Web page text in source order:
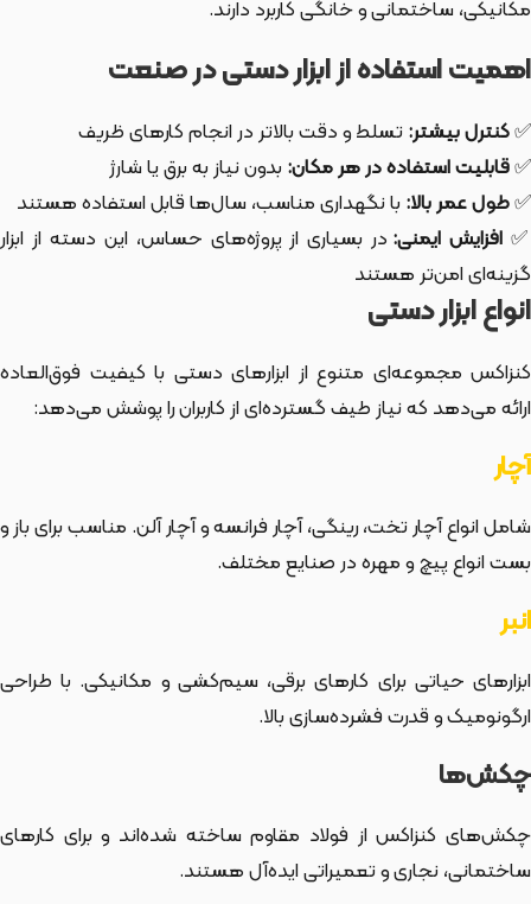
مکانیکی، ساختمانی و خانگی کاربرد دارند.
اهمیت استفاده از ابزار دستی در صنعت
✅کنترل بیشتر: تسلط و دقت بالاتر در انجام کارهای ظریف
✅قابلیت استفاده در هر مکان: بدون نیاز به برق یا شارژ
✅طول عمر بالا: با نگهداری مناسب، سال‌ها قابل استفاده هستند
✅ افزایش ایمنی: در بسیاری از پروژه‌های حساس، این دسته از ابزار
گزینه‌ای امن‌تر هستند
انواع ابزار دستی
کنزاکس مجموعه‌ای متنوع از ابزارهای دستی با کیفیت فوق‌العاده
ارائه می‌دهد که نیاز طیف گسترده‌ای از کاربران را پوشش می‌دهد:
آچار
شامل انواع آچار تخت، رینگی، آچار فرانسه و آچار آلن. مناسب برای باز و
بست انواع پیچ و مهره در صنایع مختلف.
انبر
ابزارهای حیاتی برای کارهای برقی، سیم‌کشی و مکانیکی. با طراحی
ارگونومیک و قدرت فشرده‌سازی بالا.
چکش‌ها
چکش‌های کنزاکس از فولاد مقاوم ساخته شده‌اند و برای کارهای
ساختمانی، نجاری و تعمیراتی ایده‌آل هستند.